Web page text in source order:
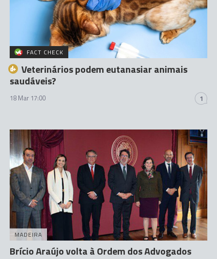
FACT CHECK
Veterinários podem eutanasiar animais
saudáveis?
18 Mar 17:00 1
MADEIRA
Brício Araújo volta à Ordem dos Advogados